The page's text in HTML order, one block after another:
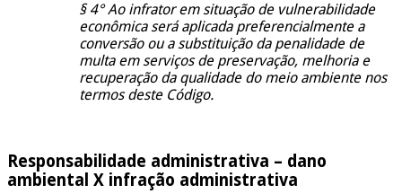
§ 4° Ao infrator em situação de vulnerabilidade
econômica será aplicada preferencialmente a
conversão ou a substituição da penalidade de
multa em serviços de preservação, melhoria e
recuperação da qualidade do meio ambiente nos
termos deste Código.
Responsabilidade administrativa – dano
ambiental X infração administrativa